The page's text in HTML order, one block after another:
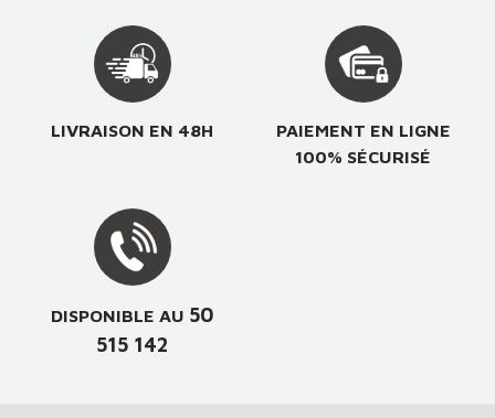
LIVRAISON EN 48H
PAIEMENT EN LIGNE
100% SÉCURISÉ
DISPONIBLE AU 50
515 142